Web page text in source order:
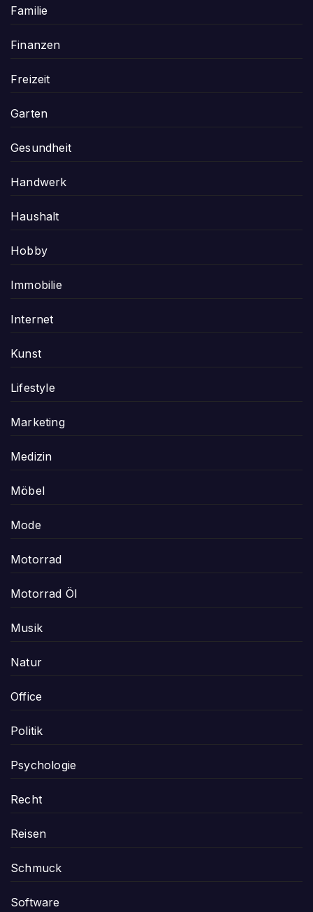
Familie
Finanzen
Freizeit
Garten
Gesundheit
Handwerk
Haushalt
Hobby
Immobilie
Internet
Kunst
Lifestyle
Marketing
Medizin
Möbel
Mode
Motorrad
Motorrad Öl
Musik
Natur
Office
Politik
Psychologie
Recht
Reisen
Schmuck
Software